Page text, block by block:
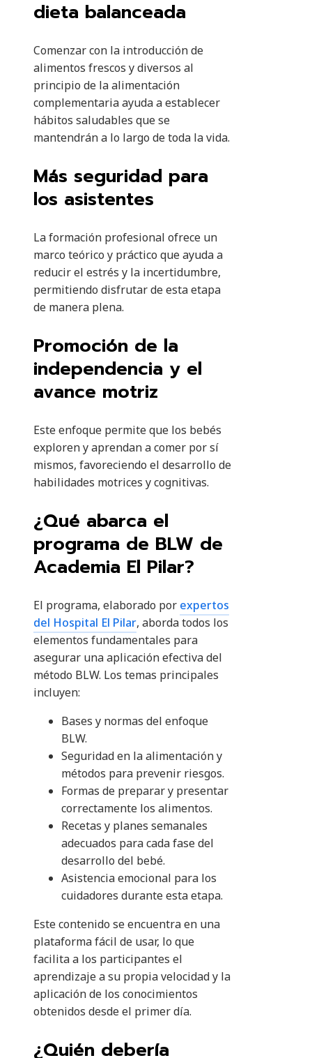
dieta balanceada
Comenzar con la introducción de
alimentos frescos y diversos al
principio de la alimentación
complementaria ayuda a establecer
hábitos saludables que se
mantendrán a lo largo de toda la vida.
Más seguridad para
los asistentes
La formación profesional ofrece un
marco teórico y práctico que ayuda a
reducir el estrés y la incertidumbre,
permitiendo disfrutar de esta etapa
de manera plena.
Promoción de la
independencia y el
avance motriz
Este enfoque permite que los bebés
exploren y aprendan a comer por sí
mismos, favoreciendo el desarrollo de
habilidades motrices y cognitivas.
¿Qué abarca el
programa de BLW de
Academia El Pilar?
El programa, elaborado por expertos
del Hospital El Pilar, aborda todos los
elementos fundamentales para
asegurar una aplicación efectiva del
método BLW. Los temas principales
incluyen:
Bases y normas del enfoque
BLW.
Seguridad en la alimentación y
métodos para prevenir riesgos.
Formas de preparar y presentar
correctamente los alimentos.
Recetas y planes semanales
adecuados para cada fase del
desarrollo del bebé.
Asistencia emocional para los
cuidadores durante esta etapa.
Este contenido se encuentra en una
plataforma fácil de usar, lo que
facilita a los participantes el
aprendizaje a su propia velocidad y la
aplicación de los conocimientos
obtenidos desde el primer día.
¿Quién debería